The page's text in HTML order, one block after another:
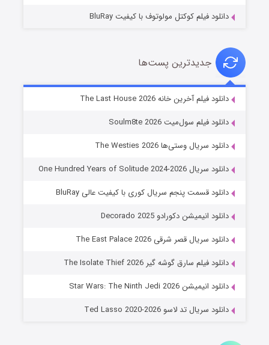
خاندان اژدها فصل ۳
جادوگری در مغولستان
قسمت۱۴ (زیرنویس) منتشر شد
دانلود فیلم کوکتل مولوتوف با کیفیت BluRay
جدیدترین پست‌ها
دانلود فیلم آخرین خانه The Last House 2026
دانلود فیلم سول‌میت Soulm8te 2026
دانلود سریال وستی‌ها The Westies 2026
دانلود سریال One Hundred Years of Solitude 2024-2026
دانلود قسمت پنجم سریال کوری با کیفیت عالی BluRay
دانلود انیمیشن دکورادو Decorado 2025
دانلود سریال قصر شرقی The East Palace 2026
دانلود فیلم سارق گوشه گیر The Isolate Thief 2026
دانلود انیمیشن Star Wars: The Ninth Jedi 2026
دانلود سریال تد لاسو Ted Lasso 2020-2026